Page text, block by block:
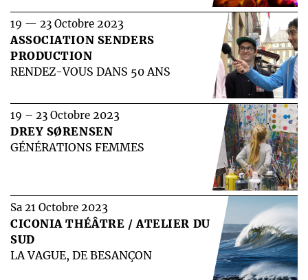
19 — 23 Octobre 2023
ASSOCIATION SENDERS
PRODUCTION
RENDEZ-VOUS DANS 50 ANS
19 – 23 Octobre 2023
DREY SØRENSEN
GÉNÉRATIONS FEMMES
Sa 21 Octobre 2023
CICONIA THÉÂTRE / ATELIER DU
SUD
LA VAGUE, DE BESANÇON